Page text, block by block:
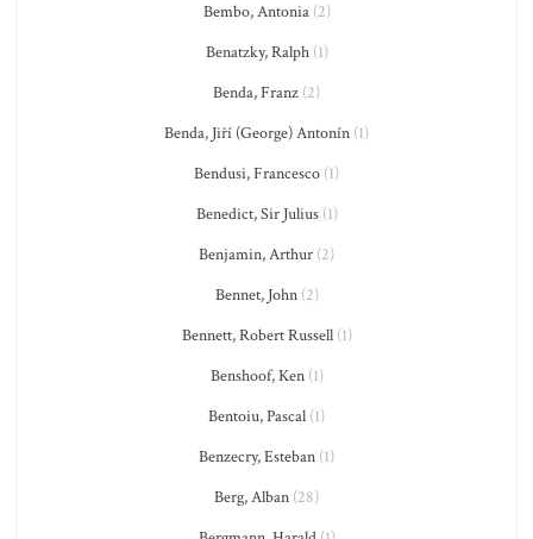
Bembo, Antonia(2)
Benatzky, Ralph(1)
Benda, Franz (2)
Benda, Jiří (George) Antonín (1)
Bendusi, Francesco (1)
Benedict, Sir Julius(1)
Benjamin, Arthur (2)
Bennet, John(2)
Bennett, Robert Russell(1)
Benshoof, Ken(1)
Bentoiu, Pascal (1)
Benzecry, Esteban (1)
Berg, Alban (28)